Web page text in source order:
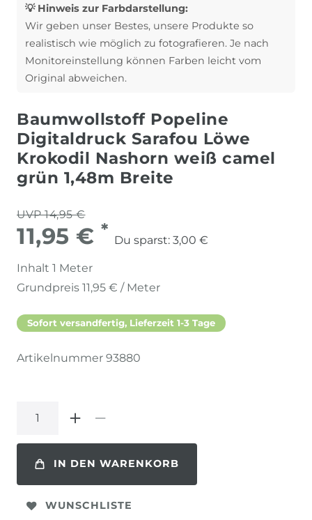
💡 Hinweis zur Farbdarstellung:
Wir geben unser Bestes, unsere Produkte so
realistisch wie möglich zu fotografieren. Je nach
Monitoreinstellung können Farben leicht vom
Original abweichen.
Baumwollstoff Popeline
Digitaldruck Sarafou Löwe
Krokodil Nashorn weiß camel
grün 1,48m Breite
UVP 14,95 €
11,95 € *
Du sparst: 3,00 €
Inhalt 1 Meter
Grundpreis 11,95 € / Meter
Sofort versandfertig, Lieferzeit 1-3 Tage
Artikelnummer 93880
IN DEN WARENKORB
WUNSCHLISTE